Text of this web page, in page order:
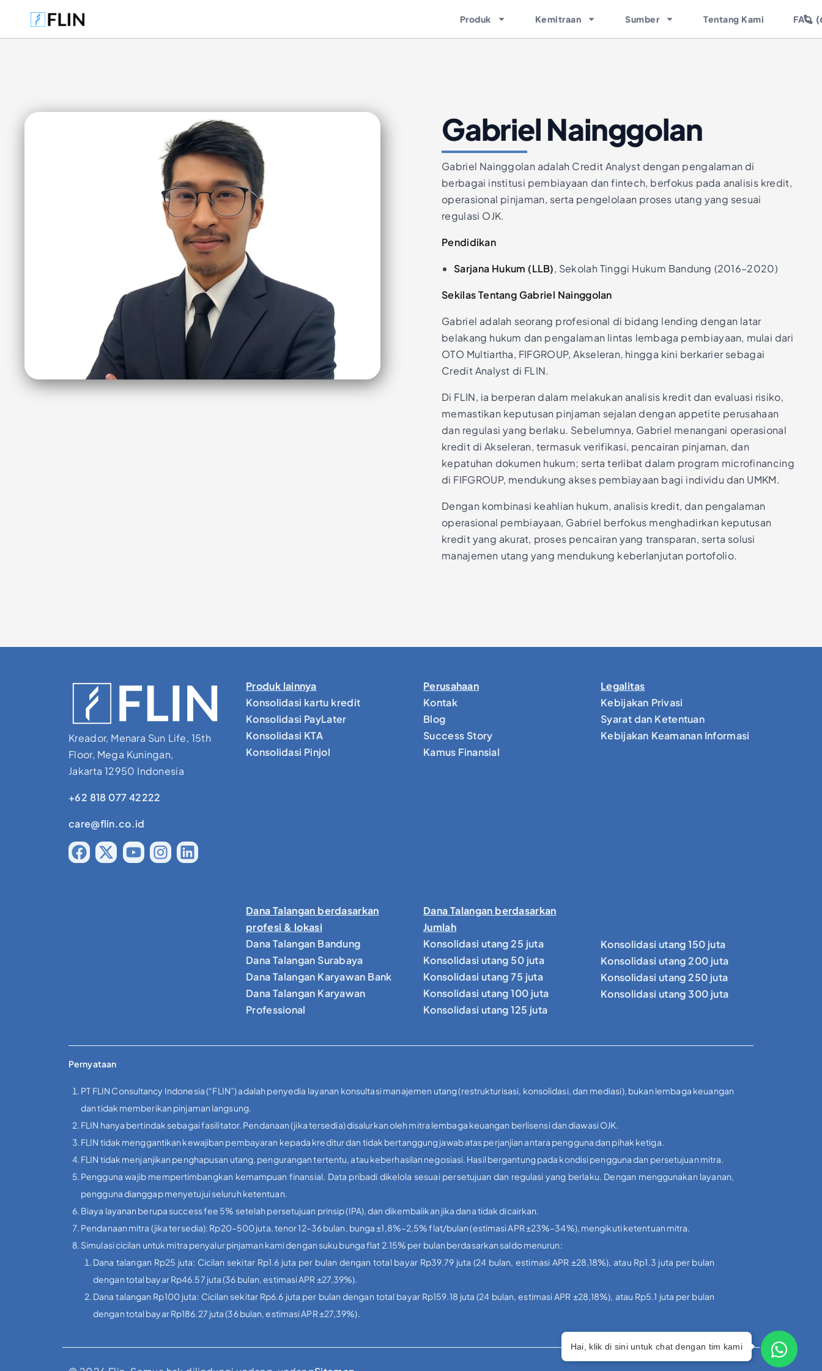
Produk Kemitraan Sumber Tentang Kami FAQ
Gabriel Nainggolan
Gabriel Nainggolan adalah Credit Analyst dengan pengalaman di
berbagai institusi pembiayaan dan fintech, berfokus pada analisis kredit,
operasional pinjaman, serta pengelolaan proses utang yang sesuai
regulasi OJK.
Pendidikan
Sarjana Hukum (LLB), Sekolah Tinggi Hukum Bandung (2016–2020)
Sekilas Tentang Gabriel Nainggolan
Gabriel adalah seorang profesional di bidang lending dengan latar
belakang hukum dan pengalaman lintas lembaga pembiayaan, mulai dari
OTO Multiartha, FIFGROUP, Akseleran, hingga kini berkarier sebagai
Credit Analyst di FLIN.
Di FLIN, ia berperan dalam melakukan analisis kredit dan evaluasi risiko,
memastikan keputusan pinjaman sejalan dengan appetite perusahaan
dan regulasi yang berlaku. Sebelumnya, Gabriel menangani operasional
kredit di Akseleran, termasuk verifikasi, pencairan pinjaman, dan
kepatuhan dokumen hukum; serta terlibat dalam program microfinancing
di FIFGROUP, mendukung akses pembiayaan bagi individu dan UMKM.
Dengan kombinasi keahlian hukum, analisis kredit, dan pengalaman
operasional pembiayaan, Gabriel berfokus menghadirkan keputusan
kredit yang akurat, proses pencairan yang transparan, serta solusi
manajemen utang yang mendukung keberlanjutan portofolio.
Kreador, Menara Sun Life, 15th
Floor, Mega Kuningan,
Jakarta 12950 Indonesia
+62 818 077 42222
care@flin.co.id
Produk lainnya
Konsolidasi kartu kredit
Konsolidasi PayLater
Konsolidasi KTA
Konsolidasi Pinjol
Perusahaan
Kontak
Blog
Success Story
Kamus Finansial
Legalitas
Kebijakan Privasi
Syarat dan Ketentuan
Kebijakan Keamanan Informasi
Dana Talangan berdasarkan
profesi & lokasi
Dana Talangan Bandung
Dana Talangan Surabaya
Dana Talangan Karyawan Bank
Dana Talangan Karyawan
Professional
Dana Talangan berdasarkan
Jumlah
Konsolidasi utang 25 juta
Konsolidasi utang 50 juta
Konsolidasi utang 75 juta
Konsolidasi utang 100 juta
Konsolidasi utang 125 juta
Konsolidasi utang 150 juta
Konsolidasi utang 200 juta
Konsolidasi utang 250 juta
Konsolidasi utang 300 juta
Pernyataan
PT FLIN Consultancy Indonesia (“FLIN”) adalah penyedia layanan konsultasi manajemen utang (restrukturisasi, konsolidasi, dan mediasi), bukan lembaga keuangan
dan tidak memberikan pinjaman langsung.
FLIN hanya bertindak sebagai fasilitator. Pendanaan (jika tersedia) disalurkan oleh mitra lembaga keuangan berlisensi dan diawasi OJK.
FLIN tidak menggantikan kewajiban pembayaran kepada kreditur dan tidak bertanggung jawab atas perjanjian antara pengguna dan pihak ketiga.
FLIN tidak menjanjikan penghapusan utang, pengurangan tertentu, atau keberhasilan negosiasi. Hasil bergantung pada kondisi pengguna dan persetujuan mitra.
Pengguna wajib mempertimbangkan kemampuan finansial. Data pribadi dikelola sesuai persetujuan dan regulasi yang berlaku. Dengan menggunakan layanan,
pengguna dianggap menyetujui seluruh ketentuan.
Biaya layanan berupa success fee 5% setelah persetujuan prinsip (IPA), dan dikembalikan jika dana tidak dicairkan.
Pendanaan mitra (jika tersedia): Rp20–500 juta, tenor 12–36 bulan, bunga ±1,8%–2,5% flat/bulan (estimasi APR ±23%–34%), mengikuti ketentuan mitra.
Simulasi cicilan untuk mitra penyalur pinjaman kami dengan suku bunga flat 2.15% per bulan berdasarkan saldo menurun:
Dana talangan Rp25 juta: Cicilan sekitar Rp1.6 juta per bulan dengan total bayar Rp39.79 juta (24 bulan, estimasi APR ±28,18%), atau Rp1.3 juta per bulan
dengan total bayar Rp46.57 juta (36 bulan, estimasi APR ±27,39%).
Dana talangan Rp100 juta: Cicilan sekitar Rp6.6 juta per bulan dengan total bayar Rp159.18 juta (24 bulan, estimasi APR ±28,18%), atau Rp5.1 juta per bulan
dengan total bayar Rp186.27 juta (36 bulan, estimasi APR ±27,39%).
Hai, klik di sini untuk chat dengan tim kami